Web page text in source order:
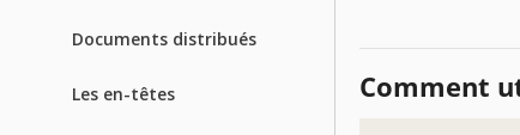
Documents distribués
Les en-têtes Comment